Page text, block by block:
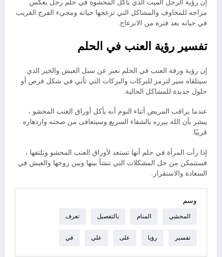
إن رؤية الرجل الميت الذي يأكل المحشوة في حلم رجل يعكس
مزاجه للمخاوف والمشاكل التي تزعجها حياته ومجيء الفرج القريب
في حياته بعد فترة من الانزعاج.
تفسير رؤية العنب في الحلم
إن رؤية ورقة العنب في الحلم تعبر عن سبل العيش والخير الذي
سيتلقاه سير لترمز للبركات والبركات التي تأتي في شكل فرص أو
حلول جديدة للمشاكل الحالية.
عندما يراقب المريض أثناء النوم أنه يأكل أوراق العنب المحشو ،
يبشر بأن الله يبرره بالشفاء السريع وسيتعافى من صحته وازدهاره
قريبًا.
إذا رأت المرأة في حلم أنها تستعد لأوراق العنب المحشو وتلتفها ،
فستتمكن من حل المشكلات التي تنشأ بينها وبين زوجها والعيش في
السعادة والاستقرار.
وسم
المحشي المنام بالتفصيل تعرف
تفسير رؤيا على علي في